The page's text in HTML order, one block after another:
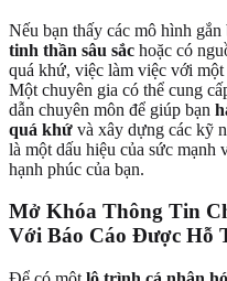
Nếu bạn thấy các mô hình
tinh thần sâu sắc hoặc có
quá khứ, việc làm việc với
Một chuyên gia có thể cung
dẫn chuyên môn để giúp bạn
quá khứ và xây dựng các kỹ
là một dấu hiệu của sức mạnh
hạnh phúc của bạn.
Mở Khóa Thông Tin
Với Báo Cáo Được Hỗ